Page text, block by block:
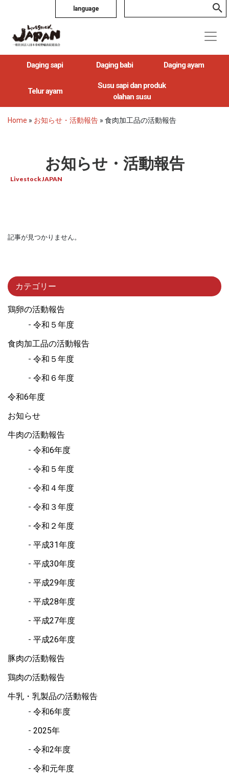
language
Daging sapi Daging babi Daging ayam
Telur ayam
Susu sapi dan produk
olahan susu
Home » お知らせ・活動報告 » 食肉加工品の活動報告
お知らせ・活動報告
Livestock JAPAN
記事が見つかりません。
カテゴリー
鶏卵の活動報告
令和５年度
食肉加工品の活動報告
令和５年度
令和６年度
令和6年度
お知らせ
牛肉の活動報告
令和6年度
令和５年度
令和４年度
令和３年度
令和２年度
平成31年度
平成30年度
平成29年度
平成28年度
平成27年度
平成26年度
豚肉の活動報告
鶏肉の活動報告
牛乳・乳製品の活動報告
令和6年度
2025年
令和2年度
令和元年度